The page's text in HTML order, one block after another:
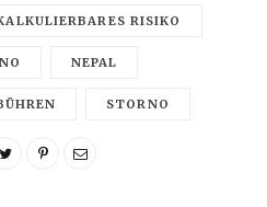
RISIKO
NEPAL
STORNO